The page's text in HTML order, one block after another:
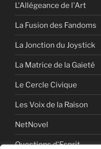
L'Allégeance de l'Art
La Fusion des Fandoms
La Jonction du Joystick
La Matrice de la Gaieté
Le Cercle Civique
Les Voix de la Raison
NetNovel
Questions d'Esprit